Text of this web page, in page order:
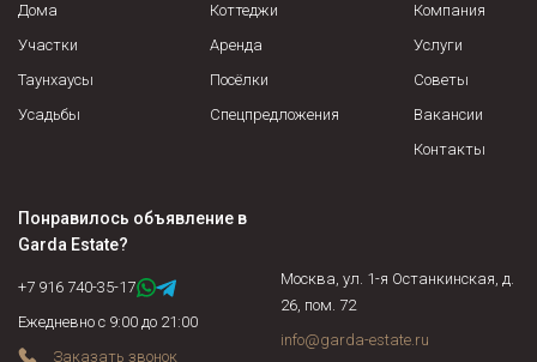
Дома
Участки
Таунхаусы
Усадьбы
Коттеджи
Аренда
Посёлки
Спецпредложения
Компания
Услуги
Советы
Вакансии
Контакты
Понравилось объявление в
Garda Estate?
+7 916 740-35-17
Ежедневно с 9:00 до 21:00
Заказать звонок
Москва, ул. 1-я Останкинская, д.
26, пом. 72
info@garda-estate.ru